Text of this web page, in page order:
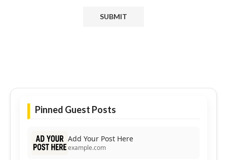
Pinned Guest Posts
Add Your Post Here
example.com